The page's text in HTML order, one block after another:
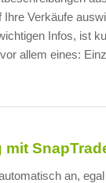
Verkäufe
Infos, ist
allem eines:
an,